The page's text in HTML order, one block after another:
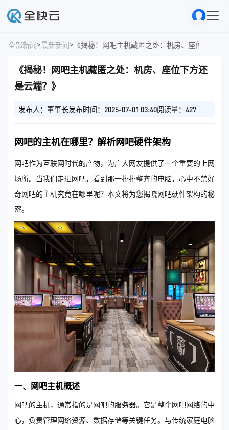
全部新闻>最新新闻> 《揭秘！网吧主机藏匿之处：机房、座位下方还
《揭秘！网吧主机藏匿之处：机房、座位下方还
是云端？》
发布人：董事长发布时间：2025-07-01 03:40阅读量：427
网吧的主机在哪里？解析网吧硬件架构
网吧作为互联网时代的产物，为广大网友提供了一个重要的上网
场所。当我们走进网吧，看到那一排排整齐的电脑，心中不禁好
奇网吧的主机究竟在哪里呢？本文将为您揭晓网吧硬件架构的秘
密。
一、网吧主机概述
网吧的主机，通常指的是网吧的服务器。它是整个网吧网络的中
心，负责管理网络资源、数据存储等关键任务。与传统家庭电脑